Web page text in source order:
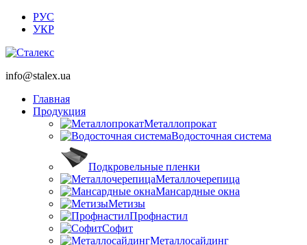
РУС
УКР
info@stalex.ua
Главная
Продукция
Металлопрокат
Водосточная система
Подкровельные пленки
Металлочерепица
Мансардные окна
Метизы
Профнастил
Софит
Металлосайдинг